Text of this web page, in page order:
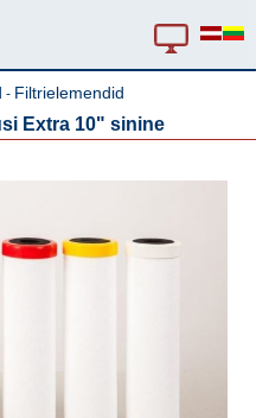
- Filtrielemendid
Extra 10" sinine